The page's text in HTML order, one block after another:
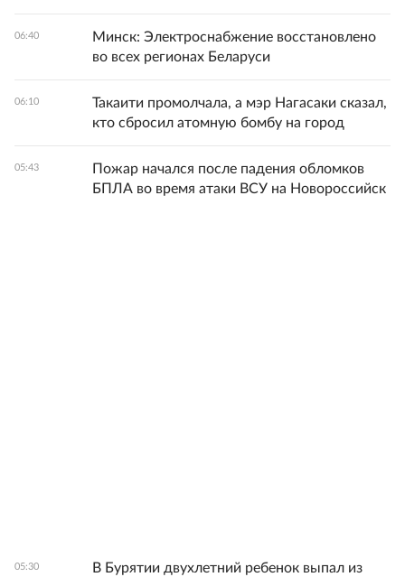
06:40
Минск: Электроснабжение восстановлено
во всех регионах Беларуси
06:10
Такаити промолчала, а мэр Нагасаки сказал,
кто сбросил атомную бомбу на город
05:43
Пожар начался после падения обломков
БПЛА во время атаки ВСУ на Новороссийск
05:30
В Бурятии двухлетний ребенок выпал из